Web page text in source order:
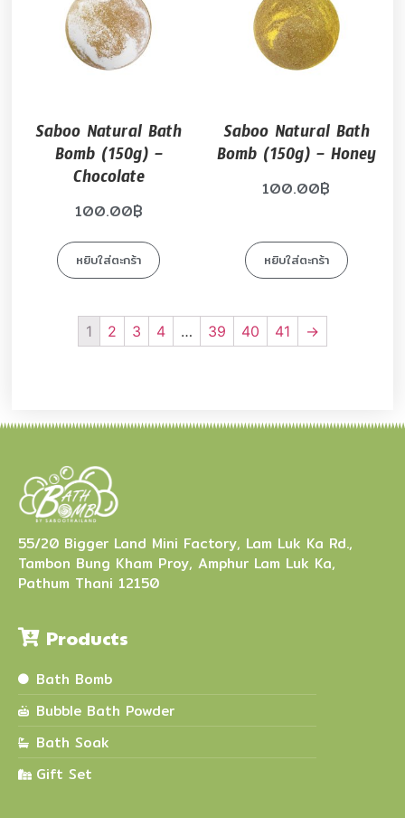
Saboo Natural Bath
Bomb (150g) –
Chocolate
100.00฿
หยิบใส่ตะกร้า
Saboo Natural Bath
Bomb (150g) – Honey
100.00฿
หยิบใส่ตะกร้า
1 2 3 4 … 39 40 41 →
55/20 Bigger Land Mini Factory, Lam Luk Ka Rd.,
Tambon Bung Kham Proy, Amphur Lam Luk Ka,
Pathum Thani 12150
Products
Bath Bomb
Bubble Bath Powder
Bath Soak
Gift Set